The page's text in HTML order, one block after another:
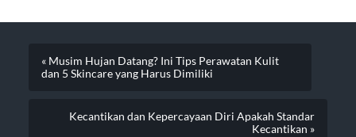
« Musim Hujan Datang? Ini Tips Perawatan Kulit
dan 5 Skincare yang Harus Dimiliki
Kecantikan dan Kepercayaan Diri Apakah Standar
Kecantikan »